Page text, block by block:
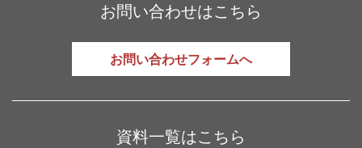
お問い合わせはこちら
お問い合わせフォームへ
資料一覧はこちら